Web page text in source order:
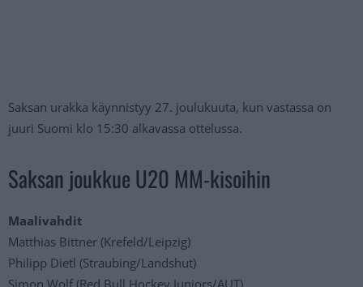
Saksan urakka käynnistyy 27. joulukuuta, kun vastassa on
juuri Suomi klo 15:30 alkavassa ottelussa.
Saksan joukkue U20 MM-kisoihin
Maalivahdit
Matthias Bittner (Krefeld/Leipzig)
Philipp Dietl (Straubing/Landshut)